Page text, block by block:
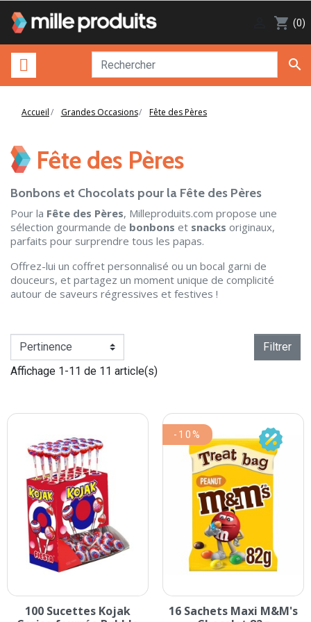
shopping_cart (0)

Accueil Grandes Occasions Fête des Pères
Fête des Pères
Bonbons et Chocolats pour la Fête des Pères
Pour la Fête des Pères, Milleproduits.com propose une
sélection gourmande de bonbons et snacks originaux,
parfaits pour surprendre tous les papas.
Offrez-lui un coffret personnalisé ou un bocal garni de
douceurs, et partagez un moment unique de complicité
autour de saveurs régressives et festives !
Filtrer
Affichage 1-11 de 11 article(s)
100 Sucettes Kojak
16 Sachets Maxi M&M's
-10%